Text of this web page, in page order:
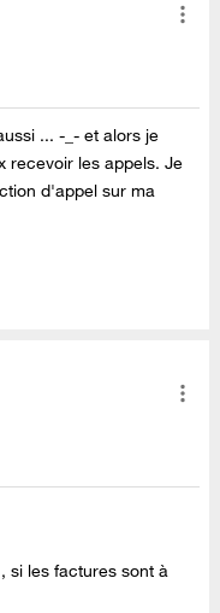
... -_- et alors je
recevoir les appels. Je
d'appel sur ma
si les factures sont à